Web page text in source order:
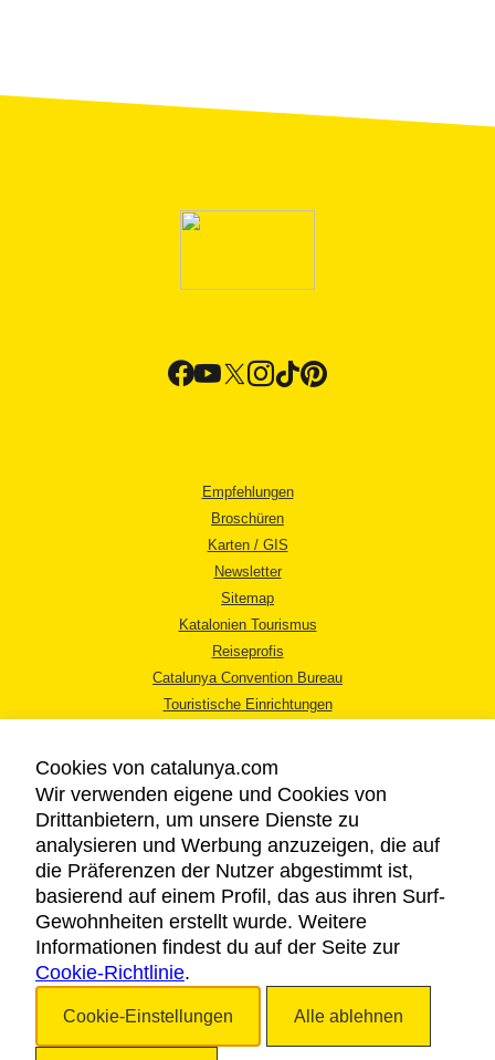
Empfehlungen
Broschüren
Karten / GIS
Newsletter
Sitemap
Katalonien Tourismus
Reiseprofis
Catalunya Convention Bureau
Touristische Einrichtungen
RECHTLICHER HINWEIS
DATENSCHUTZICHTLINIE
COOKIES
BARRIEREFREIHEIT
Cookies von catalunya.com
Wir verwenden eigene und Cookies von
Drittanbietern, um unsere Dienste zu
analysieren und Werbung anzuzeigen, die auf
die Präferenzen der Nutzer abgestimmt ist,
basierend auf einem Profil, das aus ihren Surf-
Gewohnheiten erstellt wurde. Weitere
Informationen findest du auf der Seite zur
Cookie-Richtlinie.
Cookie-Einstellungen Alle ablehnen